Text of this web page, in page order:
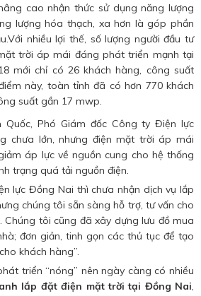
cao nhận thức sử dụng năng lượng
lượng hóa thạch, xa hơn là góp phần
nhiều lợi thế, số lượng người đầu tư
trời áp mái đáng phát triển mạnh tại
mới chỉ có 26 khách hàng, công suất
này, toàn tỉnh đã có hơn 770 khách
suất gần 17 mwp.
Quốc, Phó Giám đốc Công ty Điện lực
chưa lớn, nhưng điện mặt trời áp mái
áp lực về nguồn cung cho hệ thống
trạng quá tải nguồn điện.
lực Đồng Nai thì chưa nhận dịch vụ lắp
chúng tôi sẵn sàng hỗ trợ, tư vấn cho
Chúng tôi cũng đã xây dựng lưu đồ mua
đơn giản, tinh gọn các thủ tục để tạo
khách hàng”.
triển “nóng” nên ngày càng có nhiều
lắp đặt điện mặt trời tại Đồng Nai,